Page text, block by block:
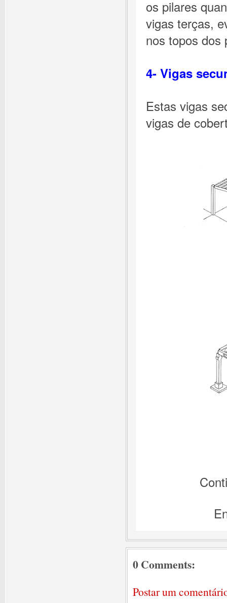
os pilares
vigas terças,
nos topos dos
4- Vigas
Estas vigas
vigas de
0 Comments:
Postar um